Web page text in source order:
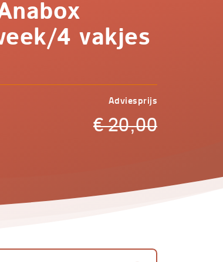
4 vakjes
Adviesprijs
€20,00